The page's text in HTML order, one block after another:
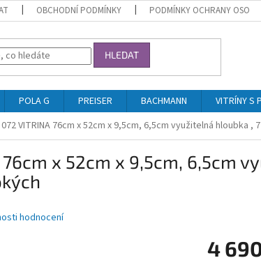
OBCHODNÍ PODMÍNKY PODMÍNKY OCHRANY
HLEDAT
POLA G PREISER BACHMANN VITRÍNY S
072 VITRINA 76cm x 52cm x 9,5cm, 6,5cm využitelná hloubka
76cm x 52cm x 9,5cm, 6,5cm
hodnocení
4